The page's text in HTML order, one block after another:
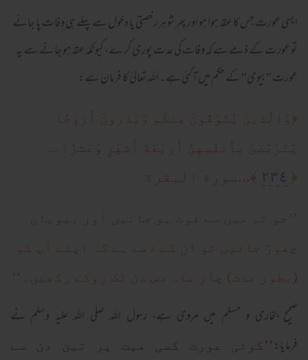
ایسی عورت جس کا عقد ہوا ہو اور پھر شوہر رخصتی یا دخول سے پہلے ہی وفات پا جائے
تو عورت کے ذمے ہے کہ وفات کی عدت پوری کرے، کیونکہ عقد ہو جانے سے یہ
عورت "بیوی" کے حکم میں آ گئی ہے۔ اللہ تعالیٰ کا فرمان ہے:
﴿ وَالَّذينَ يُتَوَفَّونَ مِنكُم وَيَذَرونَ أَزو‌ٰجًا
يَتَرَبَّصنَ بِأَنفُسِهِنَّ أَربَعَةَ أَشهُرٍ وَعَشرًا ...
﴿ ٢٣٤ ﴾...سورة البقرة
’’جو تم میں سے فوت ہو جائیں اور بیویاں
چھوڑ جائیں تو ان کے ذمے ہے کہ اپنے آپ کو
(بطور عدت) چار ماہ دس دن تک روکے رکھیں۔‘‘
صحیح بخاری و مسلم میں مروی ہے، رسول اللہ صلی اللہ علیہ وسلم نے
فرمایا: ’’کوئی عورت کسی میت پر تین دن سے